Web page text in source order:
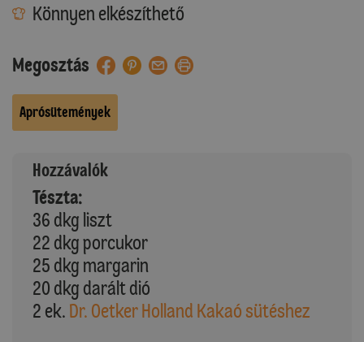
Könnyen elkészíthető
Megosztás
Aprósütemények
Hozzávalók
Tészta:
36 dkg liszt
22 dkg porcukor
25 dkg margarin
20 dkg darált dió
2 ek. Dr. Oetker Holland Kakaó sütéshez